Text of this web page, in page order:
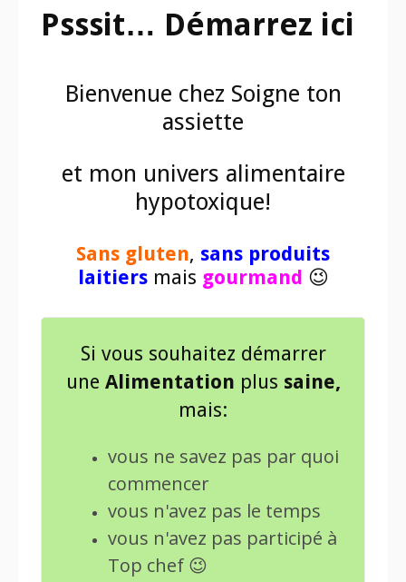
Psssit… Démarrez ici
Bienvenue chez Soigne ton
assiette
et mon univers alimentaire
hypotoxique!
Sans gluten, sans produits
laitiersmais gourmand 😉
Si vous souhaitez démarrer
une Alimentation plus saine,
mais:
vous ne savez pas par quoi
commencer
vous n'avez pas le temps
vous n'avez pas participé à
Top chef 😉